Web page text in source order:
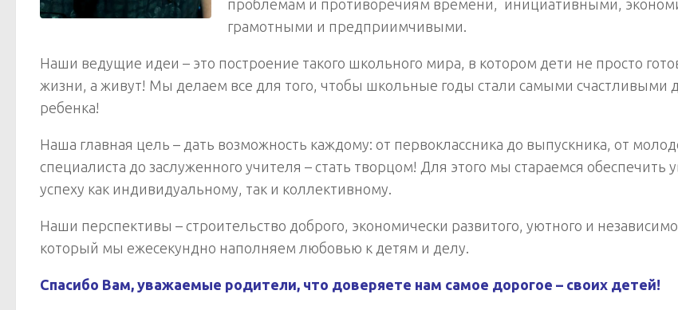
проблемам и противоречиям времени, инициативными,
грамотными и предприимчивыми.
Наши ведущие идеи – это построение такого школьного мира, в котором дети не просто
жизни, а живут! Мы делаем все для того, чтобы школьные годы стали самыми счастливыми
ребенка!
Наша главная цель – дать возможность каждому: от первоклассника до выпускника, от
специалиста до заслуженного учителя – стать творцом! Для этого мы стараемся обеспечить
успеху как индивидуальному, так и коллективному.
Наши перспективы – строительство доброго, экономически развитого, уютного и
который мы ежесекундно наполняем любовью к детям и делу.
Спасибо Вам, уважаемые родители, что доверяете нам самое дорогое – своих детей!